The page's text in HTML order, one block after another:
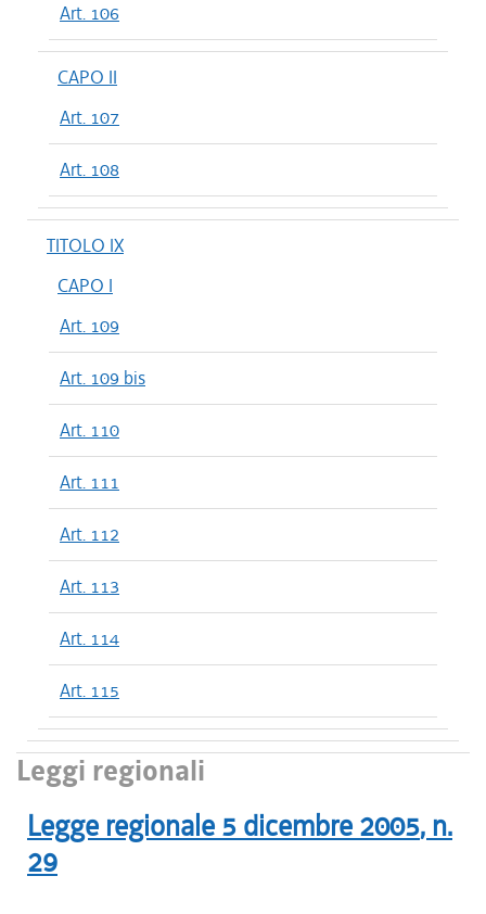
Art. 106
CAPO II
Art. 107
Art. 108
TITOLO IX
CAPO I
Art. 109
Art. 109 bis
Art. 110
Art. 111
Art. 112
Art. 113
Art. 114
Art. 115
Leggi regionali
Legge regionale 5 dicembre 2005, n.
29